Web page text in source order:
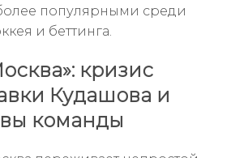
популярными среди
и беттинга.
кризис
Кудашова и
команды